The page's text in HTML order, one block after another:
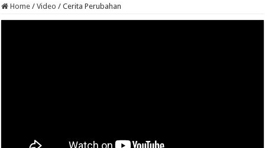
Home / Video / Cerita Perubahan